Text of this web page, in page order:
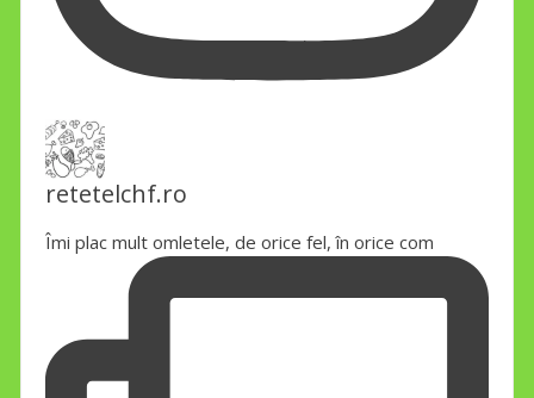
retetelchf.ro
Îmi plac mult omletele, de orice fel, în orice com